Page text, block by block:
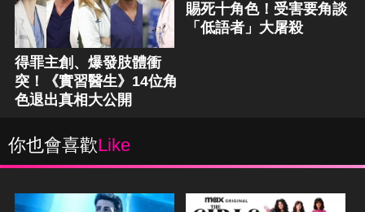
得罪主創、爆發肢體衝
突！《實習醫生》14位角
色退出真相大公開
賜死十角色！受害要角談
「低語者」大屠殺
你也會喜歡Like